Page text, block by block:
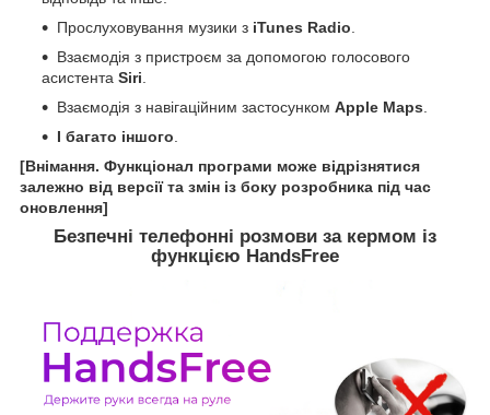
Прослуховування музики з iTunes Radio.
Взаємодія з пристроєм за допомогою голосового
асистента Siri.
Взаємодія з навігаційним застосунком Apple Maps.
І багато іншого.
[Внімання. Функціонал програми може відрізнятися
залежно від версії та змін із боку розробника під час
оновлення]
Безпечні телефонні розмови за кермом із
функцією HandsFree